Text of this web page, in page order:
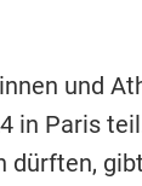
und
in Paris
dürften,